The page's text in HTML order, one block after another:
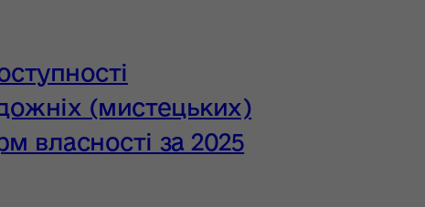
(мистецьких)
власності за 2025